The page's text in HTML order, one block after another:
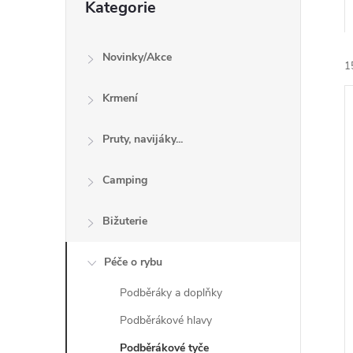
kategorie
Kategorie
Novinky/Akce
Krmení
Pruty, navijáky...
Camping
Bižuterie
Péče o rybu
Podběráky a doplňky
Podběrákové hlavy
Podběrákové tyče
a